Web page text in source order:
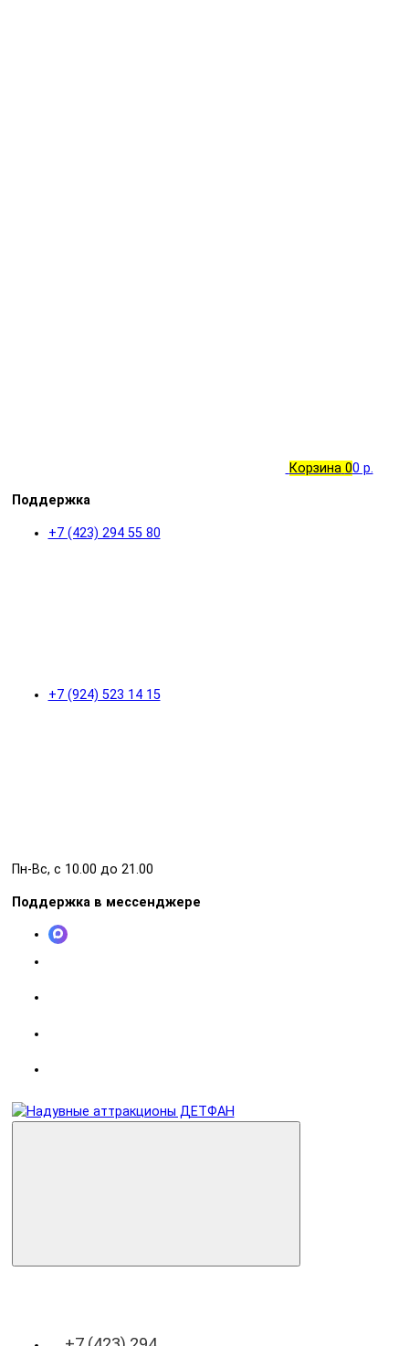
Корзина 00 р.
Поддержка
+7 (423) 294 55 80
+7 (924) 523 14 15
Пн-Вс, с 10.00 до 21.00
Поддержка в мессенджере